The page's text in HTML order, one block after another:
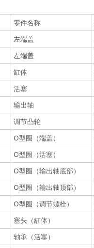
零件名称
左端盖
左端盖
缸体
活塞
输出轴
调节凸轮
O型圈（端盖）
O型圈（活塞）
O型圈（输出轴底部）
O型圈（输出轴顶部）
O型圈（调节螺栓）
塞头（缸体）
轴承（活塞）